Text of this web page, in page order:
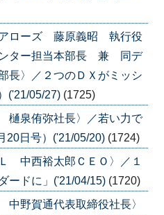
ローズ 藤原義昭 執行役
ター担当本部長 兼 同デ
長〉／２つのＤＸがミッシ
('21/05/27) (1725)
泉侑弥社長〉／若い力で
20日号）('21/05/20) (1724)
中西裕太郎ＣＥＯ〉／１
ードに」('21/04/15) (1720)
野賀通代表取締役社長〉